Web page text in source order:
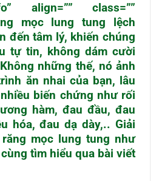
align=”” class=””
mọc lung tung lệch
đến tâm lý, khiến chúng
tự tin, không dám cười
những thế, nó ảnh
ăn nhai của bạn, lâu
biến chứng như rối
hàm, đau đầu, đau
hóa, đau dạ dày,.. Giải
mọc lung tung như
tìm hiểu qua bài viết